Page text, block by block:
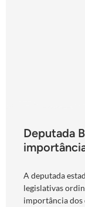
Deputada
A deputada
legislativas
importância dos